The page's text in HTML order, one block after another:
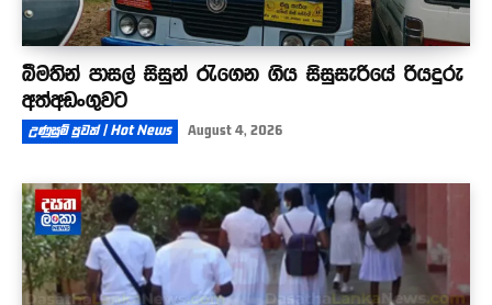
බීමතින් පාසල් සිසුන් රැගෙන ගිය සිසුසැරියේ රියදුරු
අත්අඩංගුවට
උණුසුම් පුවත් | Hot News August 4, 2026